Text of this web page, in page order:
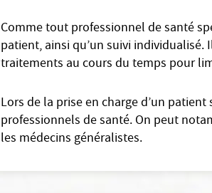
Comme tout professionnel de santé
patient, ainsi qu’un suivi
traitements au cours du temps pour
Lors de la prise en charge d’un
professionnels de santé. On peut
les médecins généralistes.